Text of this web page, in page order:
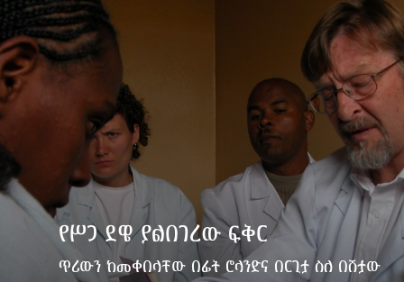
የሥጋ ደዌ ያልበገረው ፍቅር
ጥሪውን ከመቀበላቸው በፊት ሮላንድና በርጊታ ስለ በሽታው